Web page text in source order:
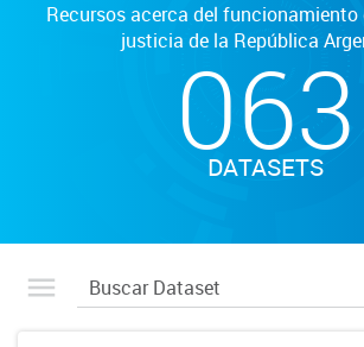
Recursos acerca del funcionamiento
justicia de la República
063
DATASETS